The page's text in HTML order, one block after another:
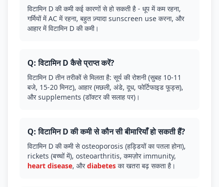
विटामिन D की कमी कई कारणों से हो सकती है - धूप में कम रहना,
गर्मियों में AC में रहना, बहुत ज़्यादा sunscreen use करना, और
आहार में विटामिन D की कमी।
Q: विटामिन D कैसे प्राप्त करें?
विटामिन D तीन तरीकों से मिलता है: सूर्य की रोशनी (सुबह 10-11
बजे, 15-20 मिनट), आहार (मछली, अंडे, दूध, फोर्टिफाइड फूड्स),
और supplements (डॉक्टर की सलाह पर)।
Q: विटामिन D की कमी से कौन सी बीमारियाँ हो सकती हैं?
विटामिन D की कमी से osteoporosis (हड्डियों का पतला होना),
rickets (बच्चों में), osteoarthritis, कमज़ोर immunity,
heart disease, औरdiabetes का खतरा बढ़ सकता है।